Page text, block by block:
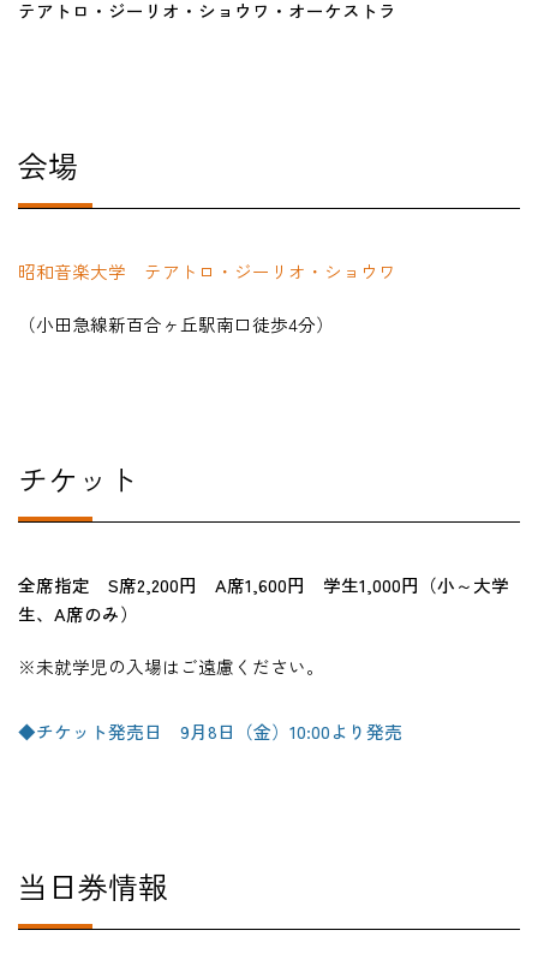
テアトロ・ジーリオ・ショウワ・オーケストラ
会場
昭和音楽大学 テアトロ・ジーリオ・ショウワ
（小田急線新百合ヶ丘駅南口徒歩4分）
チケット
全席指定 S席2,200円 A席1,600円 学生1,000円（小～大学
生、A席のみ）
※未就学児の入場はご遠慮ください。
◆チケット発売日 9月8日（金）10:00より発売
当日券情報